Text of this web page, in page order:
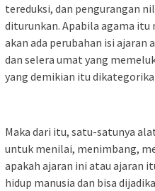
tereduksi, dan pengurangan
diturunkan. Apabila agama
akan ada perubahan isi ajaran
dan selera umat yang
yang demikian itu
Maka dari itu, satu-satunya
untuk menilai, menimbang,
apakah ajaran ini atau ajaran
hidup manusia dan bisa